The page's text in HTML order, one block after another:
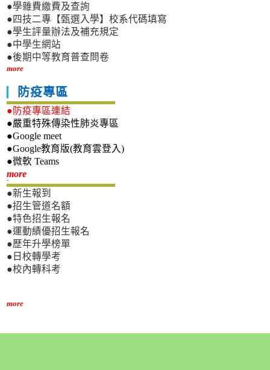
●學雜費繳費及查詢
●四技二專【甄選入學】校系代碼填寫
●學生評量辦法及補充規定
●中學生網站
●後期中等教育普查問卷
more
防疫專區
●防疫專區連結
●嚴重特殊傳染性肺炎專區
●Google meet
●Google教育版(教育雲登入)
●微軟 Teams
more新生專區
●新生報到
●招生管道名額
●特色招生報名
●運動績優招生報名
●歷年升學榜單
●日校轉學考
●校內轉科考
more